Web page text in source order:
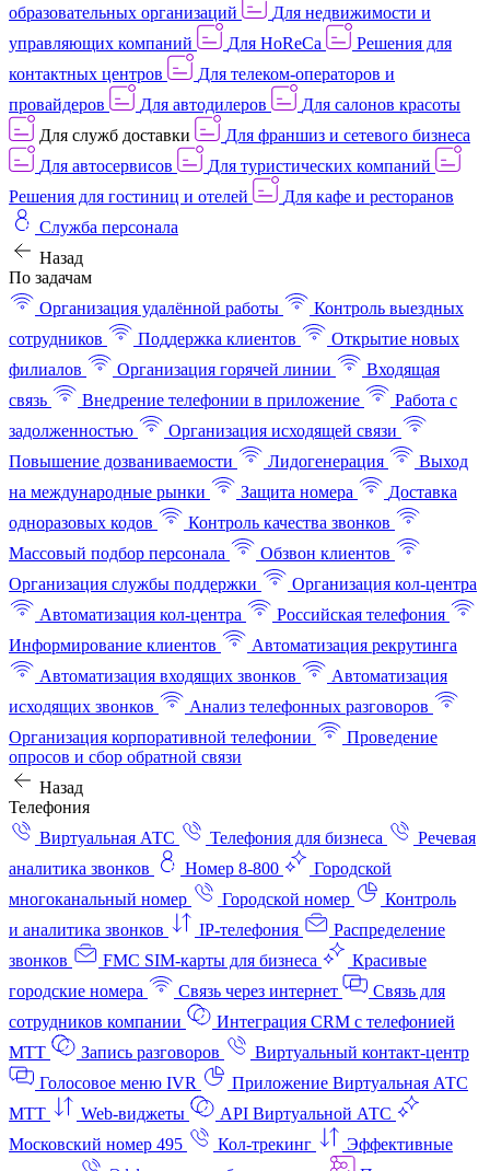
образовательных организаций
Для недвижимости и
управляющих компаний
Для HoReCa
Решения для
контактных центров
Для телеком-операторов и
провайдеров
Для автодилеров
Для салонов красоты
Для служб доставки
Для франшиз и сетевого бизнеса
Для автосервисов
Для туристических компаний
Решения для гостиниц и отелей
Для кафе и ресторанов
Служба персонала
Назад
По задачам
Организация удалённой работы
Контроль выездных
сотрудников
Поддержка клиентов
Открытие новых
филиалов
Организация горячей линии
Входящая
связь
Внедрение телефонии в приложение
Работа с
задолженностью
Организация исходящей связи
Повышение дозваниваемости
Лидогенерация
Выход
на международные рынки
Защита номера
Доставка
одноразовых кодов
Контроль качества звонков
Массовый подбор персонала
Обзвон клиентов
Организация службы поддержки
Организация кол-центра
Автоматизация кол-центра
Российская телефония
Информирование клиентов
Автоматизация рекрутинга
Автоматизация входящих звонков
Автоматизация
исходящих звонков
Анализ телефонных разговоров
Организация корпоративной телефонии
Проведение
опросов и сбор обратной связи
Назад
Телефония
Виртуальная АТС
Телефония для бизнеса
Речевая
аналитика звонков
Номер 8-800
Городской
многоканальный номер
Городской номер
Контроль
и аналитика звонков
IP-телефония
Распределение
звонков
FMC SIM-карты для бизнеса
Красивые
городские номера
Связь через интернет
Связь для
сотрудников компании
Интеграция CRM с телефонией
МТТ
Запись разговоров
Виртуальный контакт‑центр
Голосовое меню IVR
Приложение Виртуальная АТС
МТТ
Web-виджеты
API Виртуальной АТС
Московский номер 495
Кол-трекинг
Эффективные